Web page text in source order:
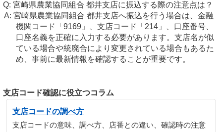
宮崎県農業協同組合 都井支店に振込する際の注意点は？
宮崎県農業協同組合 都井支店へ振込を行う場合は、金融
機関コード「9169」、支店コード「214」、口座番号、
口座名義を正確に入力する必要があります。支店名が似
ている場合や統廃合により変更されている場合もあるた
め、事前に最新情報を確認することが重要です。
支店コード確認に役立つコラム
支店コードの調べ方
支店コードの意味、調べ方、店番との違い、確認時の注意